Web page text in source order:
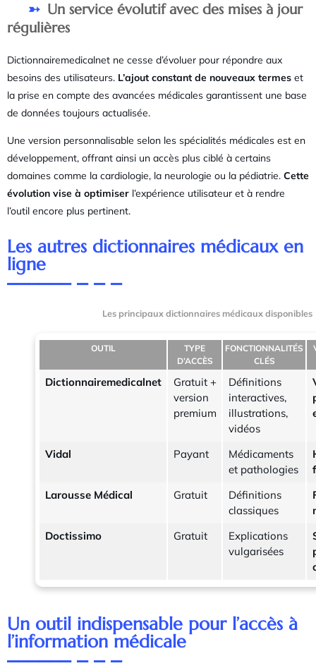
Un service évolutif avec des mises à jour
régulières
Dictionnairemedicalnet ne cesse d’évoluer pour répondre aux
besoins des utilisateurs. L’ajout constant de nouveaux termes et
la prise en compte des avancées médicales garantissent une base
de données toujours actualisée.
Une version personnalisable selon les spécialités médicales est en
développement, offrant ainsi un accès plus ciblé à certains
domaines comme la cardiologie, la neurologie ou la pédiatrie. Cette
évolution vise à optimiser l’expérience utilisateur et à rendre
l’outil encore plus pertinent.
Les autres dictionnaires médicaux en
ligne
Les principaux dictionnaires médicaux disponibles
OUTIL
TYPE
D’ACCÈS
FONCTIONNALITÉS
CLÉS
Dictionnairemedicalnet
Gratuit +
version
premium
Définitions
interactives,
illustrations,
vidéos
Vidal Payant
Médicaments
et pathologies
Larousse Médical
Gratuit
Définitions
classiques
Doctissimo
Gratuit
Explications
vulgarisées
Un outil indispensable pour l’accès à
l’information médicale